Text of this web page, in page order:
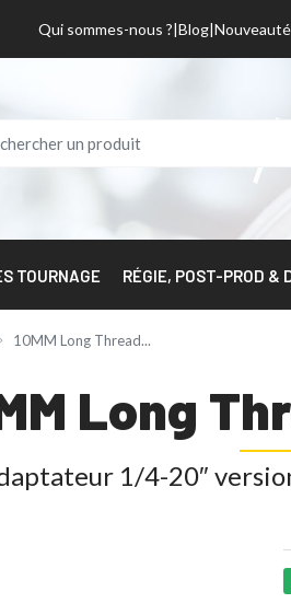
Qui sommes-nous ? Blog
TOURNAGE RÉGIE, POST-PROD &
10MM Long Thread...
Long
1/4-20″